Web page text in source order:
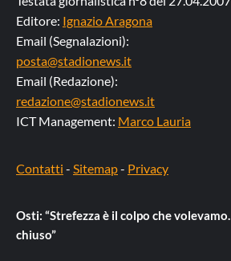
Editore: Ignazio Aragona
Email (Segnalazioni):
posta@stadionews.it
Email (Redazione):
redazione@stadionews.it
ICT Management: Marco Lauria
Contatti - Sitemap- Privacy
Osti: “Strefezza è il colpo che
chiuso”